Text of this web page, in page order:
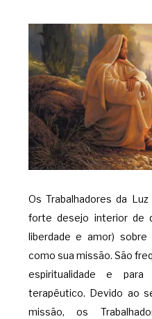
Os Trabalhadores da
forte desejo interior de
liberdade e amor)
como sua missão. São
espiritualidade e
terapêutico. Devido ao
missão, os